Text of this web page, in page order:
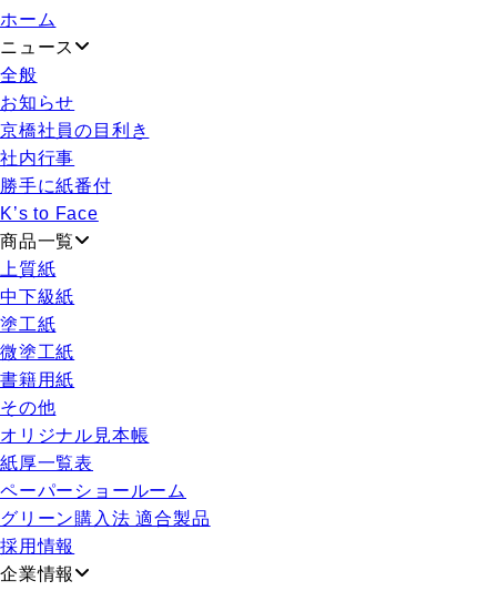
ホーム
ニュース
全般
お知らせ
京橋社員の目利き
社内行事
勝手に紙番付
K’s to Face
商品一覧
上質紙
中下級紙
塗工紙
微塗工紙
書籍用紙
その他
オリジナル見本帳
紙厚一覧表
ペーパーショールーム
グリーン購入法 適合製品
採用情報
企業情報